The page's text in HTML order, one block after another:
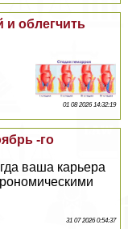
и облегчить
01 08 2026 14:32:19
-го
ваша карьера
31 07 2026 0:54:37